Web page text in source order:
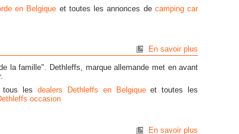
en Belgique et toutes les annonces decamping car
En savoir plus
la famille". Dethleffs, marque allemande met en avant
tous les dealers Dethleffs en Belgiqueet toutes les
occasion
En savoir plus